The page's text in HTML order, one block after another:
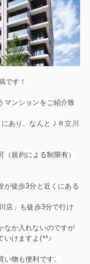
です！
マンションをご紹介致
あり、なんとＪＲ立川
規約による制限有）
が徒歩3分と近くにある
店」も徒歩3分で行け
なか入れないのですが
いけますよ(^^♪
物も便利です。